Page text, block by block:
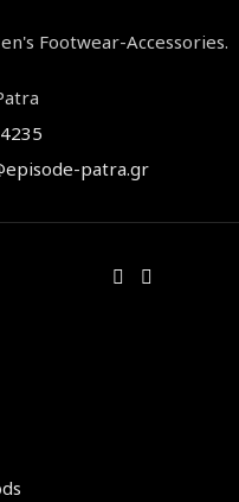
Footwear-Accessories.
patra.gr